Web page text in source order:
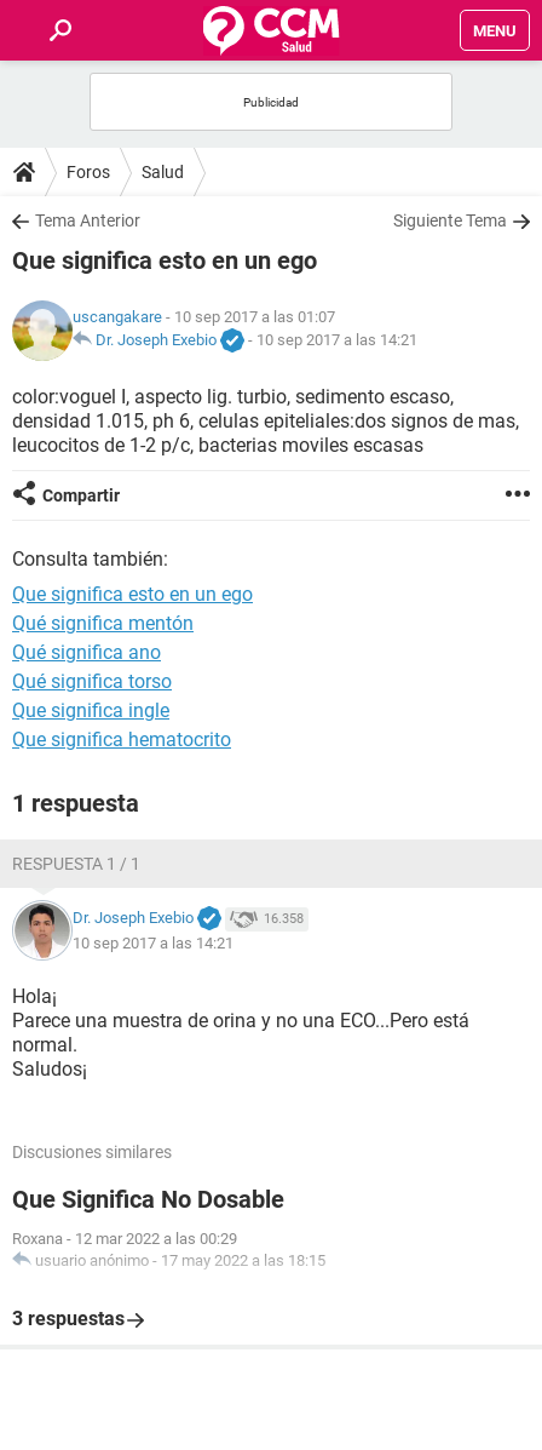
MENU
FOROS
SALUD
FAMILIA
NUTRICIÓN
BIENESTAR
Foros Salud
Tema Anterior Siguiente Tema
Que significa esto en un ego
uscangakare - 10 sep 2017 a las 01:07
Dr. Joseph Exebio
- 10 sep 2017 a las 14:21
color:voguel I, aspecto lig. turbio, sedimento escaso,
densidad 1.015, ph 6, celulas epiteliales:dos signos de mas,
leucocitos de 1-2 p/c, bacterias moviles escasas
Compartir
Consulta también:
Que significa esto en un ego
Qué significa mentón
Qué significa ano
Qué significa torso
Que significa ingle
Que significa hematocrito
1 respuesta
RESPUESTA 1 / 1
Dr. Joseph Exebio 16.358
10 sep 2017 a las 14:21
Hola¡
Parece una muestra de orina y no una ECO...Pero está
normal.
Saludos¡
Discusiones similares
Que Significa No Dosable
Roxana - 12 mar 2022 a las 00:29
usuario anónimo - 17 may 2022 a las 18:15
3 respuestas